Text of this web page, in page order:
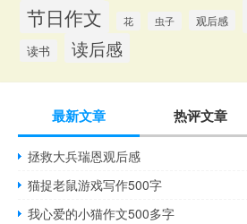
节日作文 花 虫子 观后感
读书
读后感
最新文章 热评文章
拯救大兵瑞恩观后感
猫捉老鼠游戏写作500字
我心爱的小猫作文500多字